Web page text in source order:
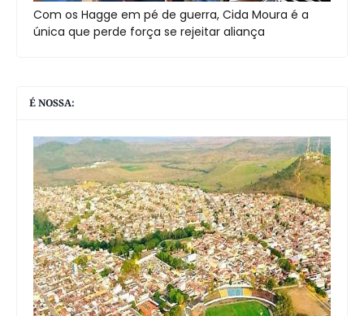
Com os Hagge em pé de guerra, Cida Moura é a
única que perde força se rejeitar aliança
É NOSSA: